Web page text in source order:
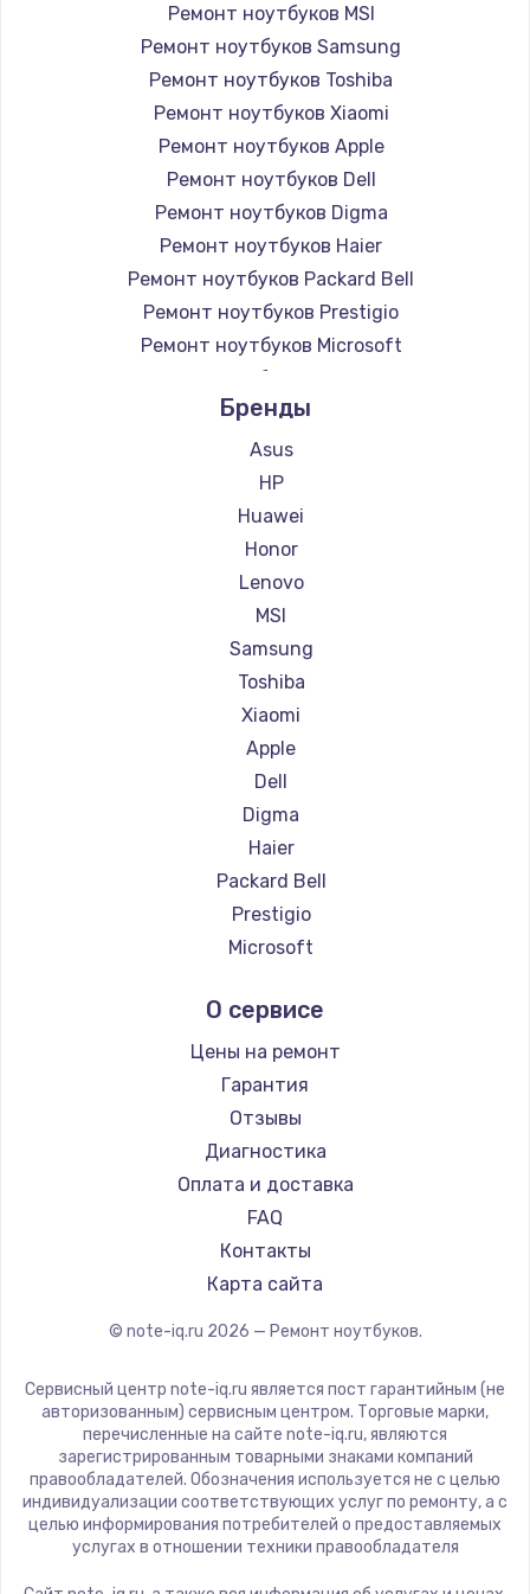
Ремонт ноутбуков MSI
Ремонт ноутбуков Samsung
Ремонт ноутбуков Toshiba
Ремонт ноутбуков Xiaomi
Ремонт ноутбуков Apple
Ремонт ноутбуков Dell
Ремонт ноутбуков Digma
Ремонт ноутбуков Haier
Ремонт ноутбуков Packard Bell
Ремонт ноутбуков Prestigio
Ремонт ноутбуков Microsoft
Ремонт ноутбуков Alienware
Ремонт ноутбуков Aquarius
Ремонт ноутбуков Gigabyte
Ремонт ноутбуков Aorus
Ремонт ноутбуков Maibenben
Ремонт ноутбуков Getac
Ремонт ноутбуков Epson
Ремонт ноутбуков Philips
Ремонт ноутбуков LG
Ремонт ноутбуков Panasonic
Ремонт ноутбуков Irbis
Ремонт ноутбуков Thunderobot
Ремонт ноутбуков Hasee
Ремонт ноутбуков ZTE
Ремонт ноутбуков Hiper
Ремонт ноутбуков Evga
Ремонт ноутбуков Google
Ремонт ноутбуков Echips
Ремонт ноутбуков Predator
Ремонт ноутбуков iru
Ремонт ноутбуков Machenike
Ремонт ноутбуков DEXP
Ремонт ноутбуков Teclast
Ремонт ноутбуков CHUWI
Ремонт ноутбуков Colorful
Бренды
Asus
HP
Huawei
Honor
Lenovo
MSI
Samsung
Toshiba
Xiaomi
Apple
Dell
Digma
Haier
Packard Bell
Prestigio
Microsoft
Aquarius
Gigabyte
Aorus
Maibenben
Getac
Epson
Philips
LG
Panasonic
ZTE
Hiper
Evga
Google
Echips
О сервисе
Цены на ремонт
Гарантия
Отзывы
Диагностика
Оплата и доставка
FAQ
Контакты
Карта сайта
© note-iq.ru 2026 — Ремонт ноутбуков.
Сервисный центр note-iq.ru является пост гарантийным (не
авторизованным) сервисным центром. Торговые марки,
перечисленные на сайте note-iq.ru, являются
зарегистрированным товарными знаками компаний
правообладателей. Обозначения используется не с целью
индивидуализации соответствующих услуг по ремонту, а с
целью информирования потребителей о предоставляемых
услугах в отношении техники правообладателя